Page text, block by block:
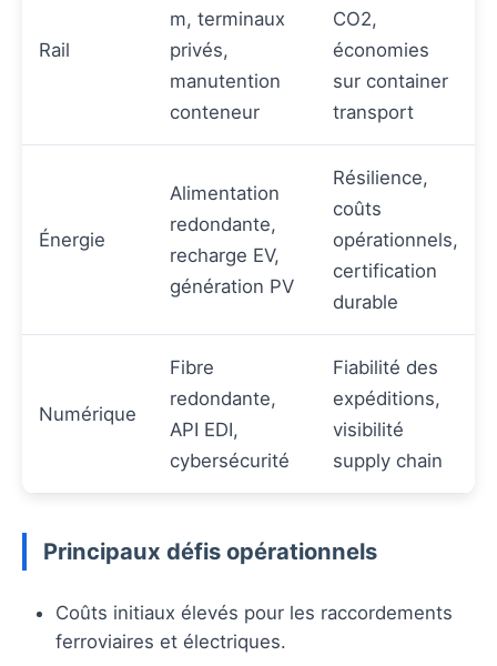
Rail
m, terminaux
privés,
manutention
conteneur
CO2,
économies
sur container
transport
Énergie
Alimentation
redondante,
recharge EV,
génération PV
Résilience,
coûts
opérationnels,
certification
durable
Numérique
Fibre
redondante,
API EDI,
cybersécurité
Fiabilité des
expéditions,
visibilité
supply chain
Principaux défis opérationnels
Coûts initiaux élevés pour les raccordements
ferroviaires et électriques.